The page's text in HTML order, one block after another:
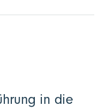
in die